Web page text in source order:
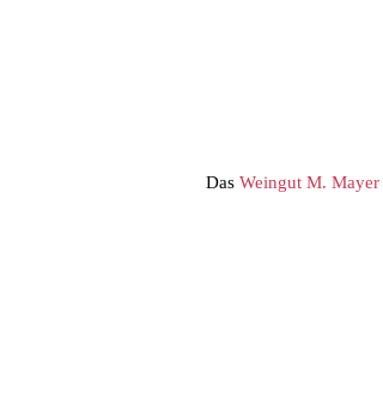
Das Weingut M. Mayer